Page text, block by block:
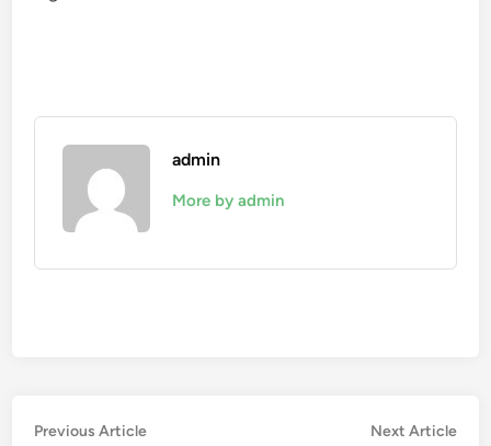
admin
More by admin
Navigation
Previous ArticlePrevious
Next Article